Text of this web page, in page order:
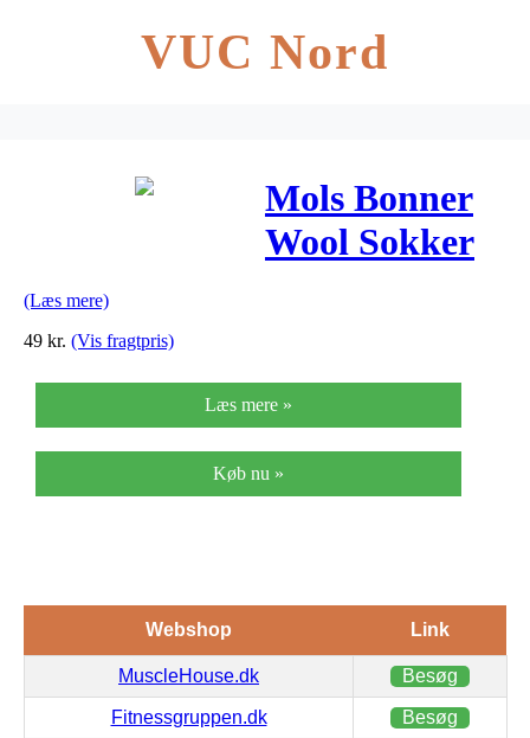
VUC Nord
Mols Bonner
Wool Sokker
(Læs mere)
49 kr. (Vis fragtpris)
Læs mere »
Køb nu »
Webshop Link
MuscleHouse.dk Besøg
Fitnessgruppen.dk Besøg